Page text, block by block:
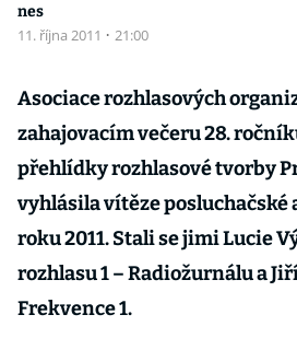
nes
11. října 2011 · 21:00
Asociace rozhlasových
zahajovacím večeru 28.
přehlídky rozhlasové tvorby
vyhlásila vítěze posluchačské
roku 2011. Stali se jimi Lucie
rozhlasu 1 – Radiožurnálu a
Frekvence 1.